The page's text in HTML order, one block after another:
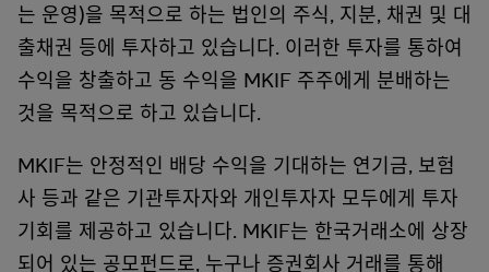
는 운영)을 목적으로 하는 법인의 주식, 지분, 채권 및 대
출채권 등에 투자하고 있습니다. 이러한 투자를 통하여
수익을 창출하고 동 수익을 MKIF 주주에게 분배하는
것을 목적으로 하고 있습니다.
MKIF는 안정적인 배당 수익을 기대하는 연기금, 보험
사 등과 같은 기관투자자와 개인투자자 모두에게 투자
기회를 제공하고 있습니다. MKIF는 한국거래소에 상장
되어 있는 공모펀드로, 누구나 증권회사 거래를 통해